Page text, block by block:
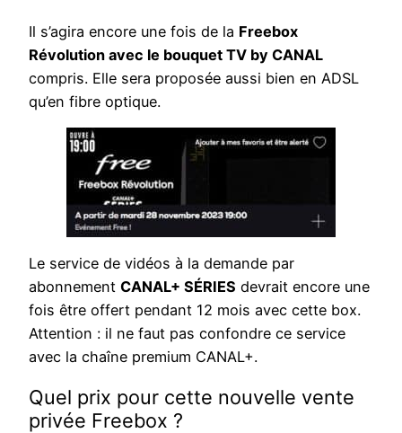
Il s’agira encore une fois de la Freebox
Révolution avec le bouquet TV by CANAL
compris. Elle sera proposée aussi bien en ADSL
qu’en fibre optique.
Le service de vidéos à la demande par
abonnement CANAL+ SÉRIES devrait encore une
fois être offert pendant 12 mois avec cette box.
Attention : il ne faut pas confondre ce service
avec la chaîne premium CANAL+.
Quel prix pour cette nouvelle vente
privée Freebox ?